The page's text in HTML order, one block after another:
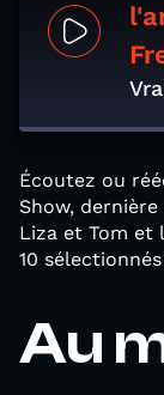
Écoutez ou
Show, dernière
Liza et Tom et
10
Au